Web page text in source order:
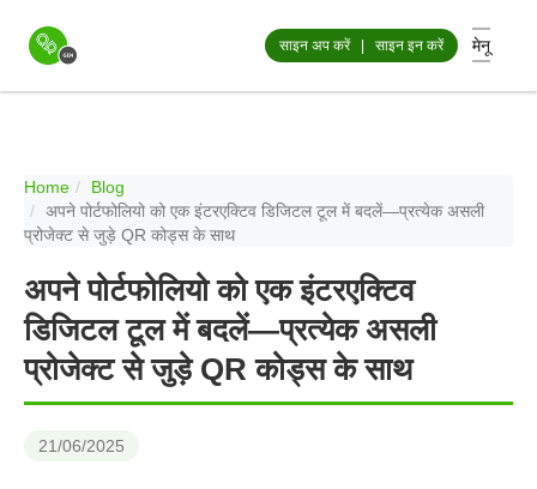
साइन अप करें| साइन इन करें मेनू
Home
Blog
अपने पोर्टफोलियो को एक इंटरएक्टिव डिजिटल टूल में बदलें—प्रत्येक असली
प्रोजेक्ट से जुड़े QR कोड्स के साथ
अपने पोर्टफोलियो को एक इंटरएक्टिव
डिजिटल टूल में बदलें—प्रत्येक असली
प्रोजेक्ट से जुड़े QR कोड्स के साथ
21/06/2025